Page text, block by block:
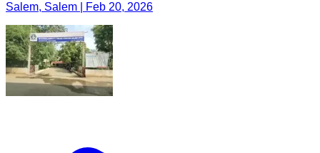
Salem, Salem | Feb 20, 2026